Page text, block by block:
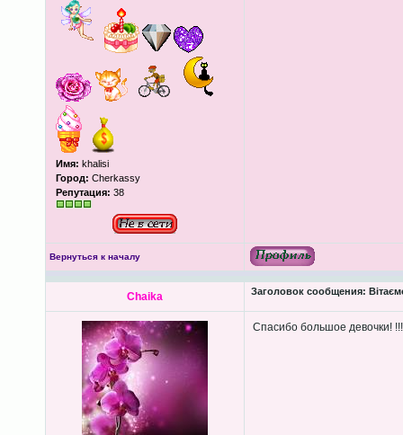
Имя: khalisi
Город: Cherkassy
Репутация: 38
Вернуться к началу
Chaika Заголовок сообщения:
Спасибо большое девочки! !!!